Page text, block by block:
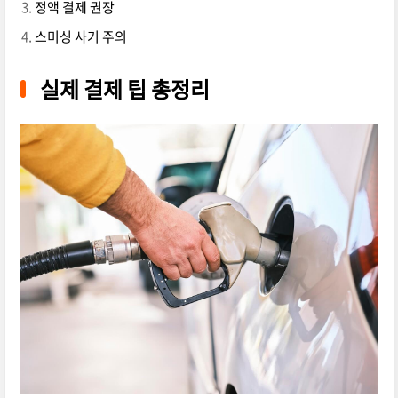
정액 결제 권장
스미싱 사기 주의
실제 결제 팁 총정리